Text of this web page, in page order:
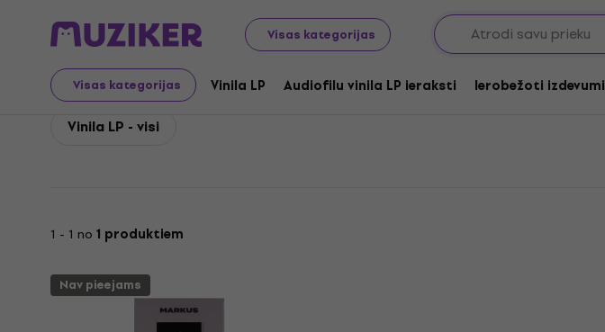
Visas kategorijas
Visas kategorijas Vinila LP Audiofilu vinila LP ieraksti Ierobežoti izdevumi
Markus Markus Vinila LP ieraksti
Markus Vinila LP ieraksti
Vinila LP - visi
1 - 1 no 1 produktiem
Nav pieejams